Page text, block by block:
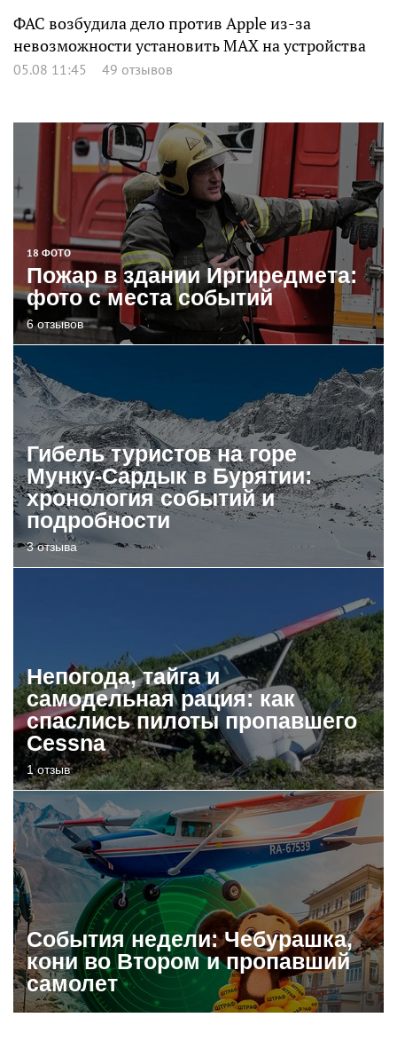
ФАС возбудила дело против Apple из-за
невозможности установить MAX на устройства
05.08 11:45 49 отзывов
18 ФОТО
Пожар в здании Иргиредмета:
фото с места событий
6 отзывов
Гибель туристов на горе
Мунку-Сардык в Бурятии:
хронология событий и
подробности
3 отзыва
Непогода, тайга и
самодельная рация: как
спаслись пилоты пропавшего
Cessna
1 отзыв
События недели: Чебурашка,
кони во Втором и пропавший
самолет